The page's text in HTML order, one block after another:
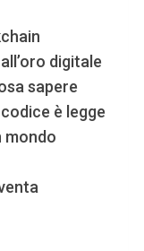
digitale
sapere
è legge
mondo